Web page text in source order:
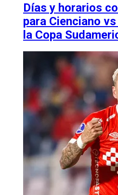
Días y horarios
para Cienciano
la Copa